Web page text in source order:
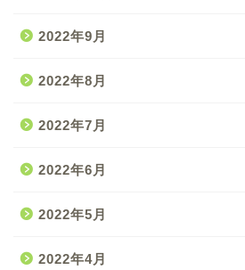
2022年9月
2022年8月
2022年7月
2022年6月
2022年5月
2022年4月